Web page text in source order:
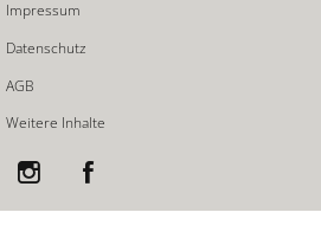
Impressum
Datenschutz
AGB
Weitere Inhalte